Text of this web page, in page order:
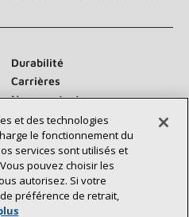
Durabilité
Carrières
Nous contacter
et des technologies
le fonctionnement du
services sont utilisés et
pouvez choisir les
autorisez. Si votre
préférence de retrait,